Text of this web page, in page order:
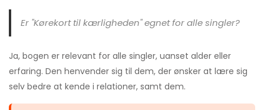
Er "Kørekort til kærligheden" egnet for alle singler?
Ja, bogen er relevant for alle singler, uanset alder eller
erfaring. Den henvender sig til dem, der ønsker at lære sig
selv bedre at kende i relationer, samt dem.